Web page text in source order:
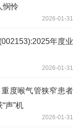
悯怜
2026-01-31
年度业
2026-01-31
重度喉气管狭窄患者
声”机
2026-01-31